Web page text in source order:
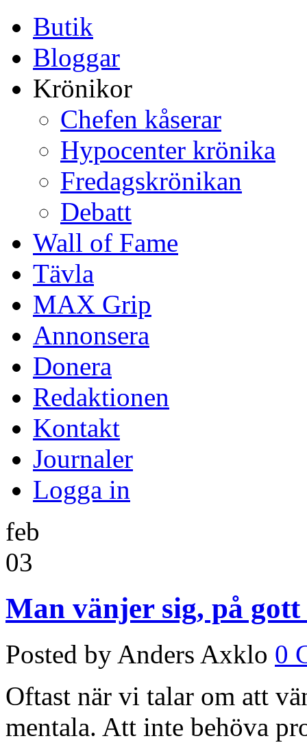
Butik
Bloggar
Krönikor
Chefen kåserar
Hypocenter krönika
Fredagskrönikan
Debatt
Wall of Fame
Tävla
MAX Grip
Annonsera
Donera
Redaktionen
Kontakt
Journaler
Logga in
feb
03
Man vänjer sig, på gott
Posted by Anders Axklo 0
Oftast när vi talar om att
mentala. Att inte behöva